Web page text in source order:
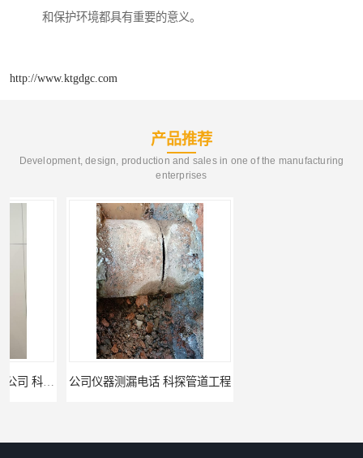
和保护环境都具有重要的意义。
http://www.ktgdgc.com
产品推荐
Development, design, production and sales in one of the manufacturing
enterprises
公司仪器测漏电话 科探管道工程 工厂管道工程 科探管道工程